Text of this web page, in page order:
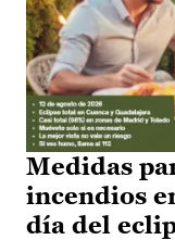
Medidas
incendios
día del